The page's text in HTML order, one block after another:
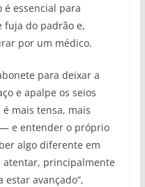
essencial para
do padrão e,
por um médico.
para deixar a
e apalpe os seios
mais tensa, mais
e entender o próprio
algo diferente em
atentar, principalmente
avançado”,